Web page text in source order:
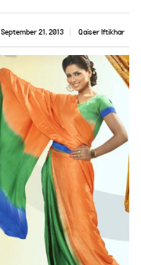
Qaiser Iftikhar
September 21, 2013